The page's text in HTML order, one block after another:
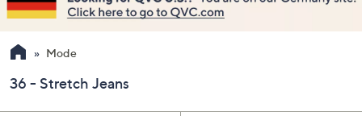
sind,
verwenden
Sie
Pfeiltasten
nach
Mode
36 - Stretch Jeans